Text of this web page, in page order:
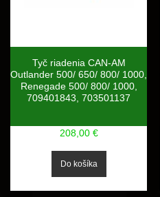
Tyč riadenia CAN-AM
Outlander 500/ 650/ 800/ 1000,
Renegade 500/ 800/ 1000,
709401843, 703501137
208,00 €